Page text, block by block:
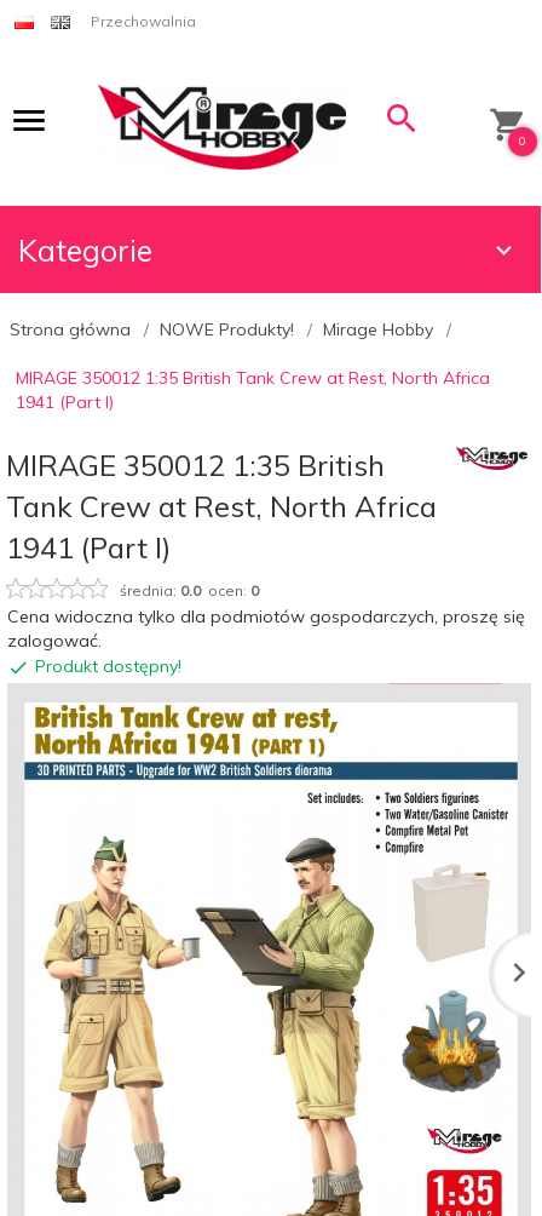
Przechowalnia
0
Kategorie
Strona główna NOWE Produkty! Mirage Hobby
MIRAGE 350012 1:35 British Tank Crew at Rest, North Africa
1941 (Part I)
MIRAGE 350012 1:35 British
Tank Crew at Rest, North Africa
1941 (Part I)
średnia: 0.0ocen: 0
Cena widoczna tylko dla podmiotów gospodarczych, proszę się
zalogować.
Produkt dostępny!